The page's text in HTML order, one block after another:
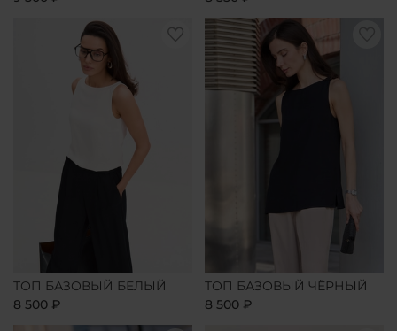
ТОП БАЗОВЫЙ БЕЛЫЙ
8 500 ₽
ТОП БАЗОВЫЙ ЧЁРНЫЙ
8 500 ₽